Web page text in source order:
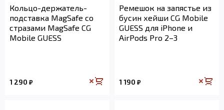
Кольцо-держатель-
подставка MagSafe со
стразами MagSafe CG
Mobile GUESS
1 290 ₽
Ремешок на запястье из
бусин хейши CG Mobile
GUESS для iPhone и
AirPods Pro 2–3
1 190 ₽